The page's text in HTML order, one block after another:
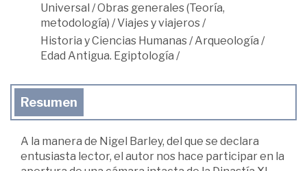
Universal /Obras generales (Teoría,
metodología) /Viajes y viajeros /
Historia y Ciencias Humanas /Arqueología /
Edad Antigua. Egiptología /
Resumen
A la manera de Nigel Barley, del que se declara
entusiasta lector, el autor nos hace participar en la